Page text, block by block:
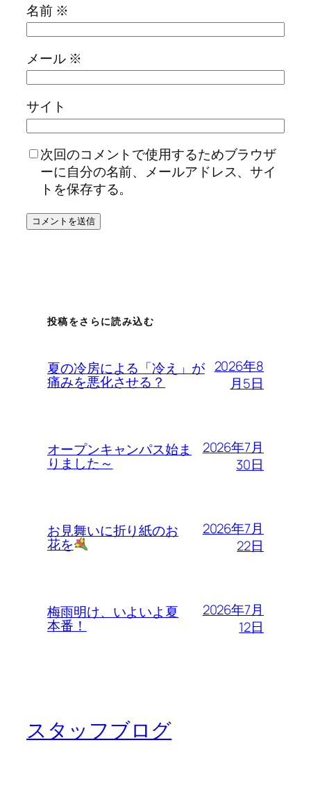
名前 ※
メール ※
サイト
次回のコメントで使用するためブラウザ
ーに自分の名前、メールアドレス、サイ
トを保存する。
投稿をさらに読み込む
夏の冷房による「冷え」が
痛みを悪化させる？
2026年8
月5日
オープンキャンパス始ま
りました～
2026年7月
30日
お見舞いに折り紙のお
花を
2026年7月
22日
梅雨明け、いよいよ夏
本番！
2026年7月
12日
スタッフブログ